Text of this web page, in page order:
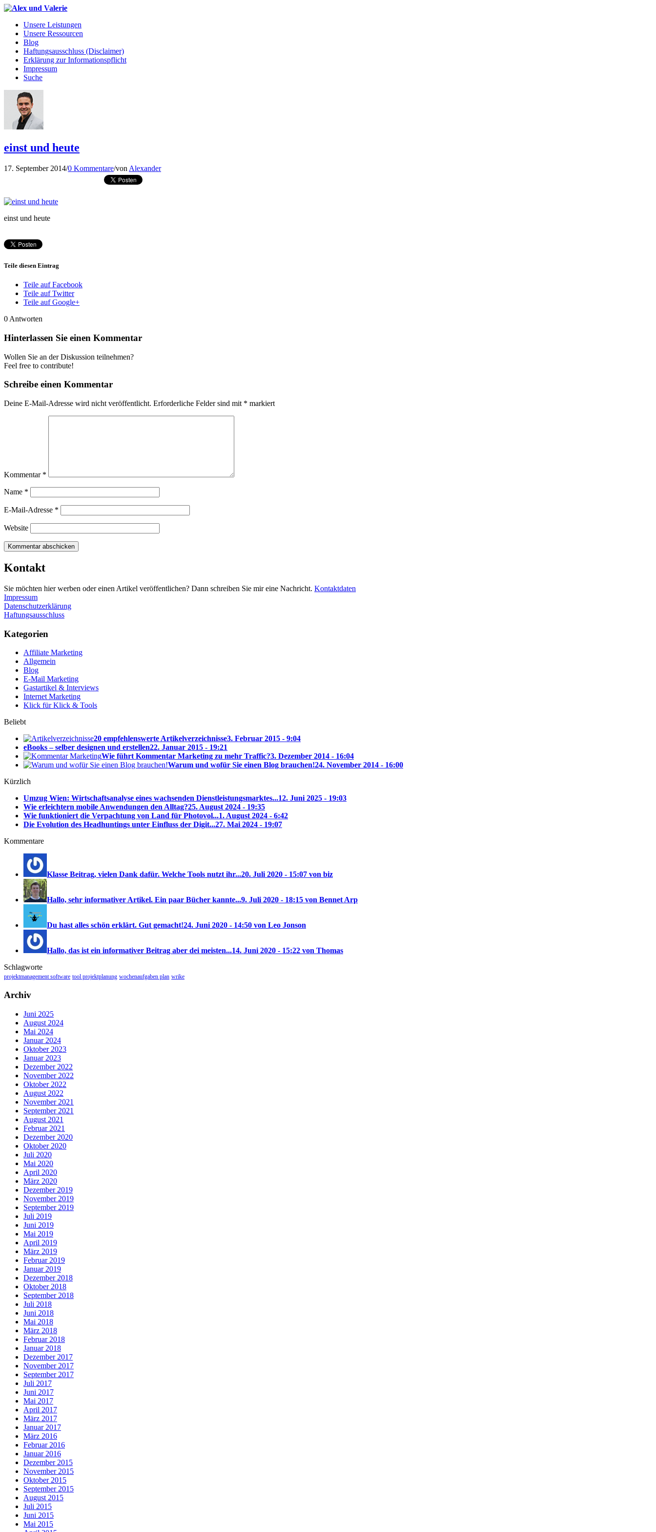
Unsere Leistungen
Unsere Ressourcen
Blog
Haftungsausschluss (Disclaimer)
Erklärung zur Informationspflicht
Impressum
Suche
einst und heute
17. September 2014/0 Kommentare/von Alexander
einst und heute
Teile diesen Eintrag
Teile auf Facebook
Teile auf Twitter
Teile auf Google+
0 Antworten
Hinterlassen Sie einen Kommentar
Wollen Sie an der Diskussion teilnehmen?
Feel free to contribute!
Schreibe einen Kommentar
Deine E-Mail-Adresse wird nicht veröffentlicht. Erforderliche Felder sind mit * markiert
Kommentar *
Name *
E-Mail-Adresse *
Website
Kontakt
Sie möchten hier werben oder einen Artikel veröffentlichen? Dann schreiben Sie mir eine Nachricht. Kontaktdaten
Impressum
Datenschutzerklärung
Haftungsausschluss
Kategorien
Affiliate Marketing
Allgemein
Blog
E-Mail Marketing
Gastartikel & Interviews
Internet Marketing
Klick für Klick & Tools
Beliebt
20 empfehlenswerte Artikelverzeichnisse3. Februar 2015 - 9:04
eBooks – selber designen und erstellen22. Januar 2015 - 19:21
Wie führt Kommentar Marketing zu mehr Traffic?3. Dezember 2014 - 16:04
Warum und wofür Sie einen Blog brauchen!24. November 2014 - 16:00
Kürzlich
Umzug Wien: Wirtschaftsanalyse eines wachsenden Dienstleistungsmarktes...12. Juni 2025 - 19:03
Wie erleichtern mobile Anwendungen den Alltag?25. August 2024 - 19:35
Wie funktioniert die Verpachtung von Land für Photovol...1. August 2024 - 6:42
Die Evolution des Headhuntings unter Einfluss der Digit...27. Mai 2024 - 19:07
Kommentare
Klasse Beitrag, vielen Dank dafür. Welche Tools nutzt ihr...20. Juli 2020 - 15:07 von biz
Hallo, sehr informativer Artikel. Ein paar Bücher kannte...9. Juli 2020 - 18:15 von Bennet Arp
Du hast alles schön erklärt. Gut gemacht!24. Juni 2020 - 14:50 von Leo Jonson
Hallo, das ist ein informativer Beitrag aber dei meisten...14. Juni 2020 - 15:22 von Thomas
Schlagworte
projektmanagement software tool projektplanung wochenaufgaben plan wrike
Archiv
Juni 2025
August 2024
Mai 2024
Januar 2024
Oktober 2023
Januar 2023
Dezember 2022
November 2022
Oktober 2022
August 2022
November 2021
September 2021
August 2021
Februar 2021
Dezember 2020
Oktober 2020
Juli 2020
Mai 2020
April 2020
März 2020
Dezember 2019
November 2019
September 2019
Juli 2019
Juni 2019
Mai 2019
April 2019
März 2019
Februar 2019
Januar 2019
Dezember 2018
Oktober 2018
September 2018
Juli 2018
Juni 2018
Mai 2018
März 2018
Februar 2018
Januar 2018
Dezember 2017
November 2017
September 2017
Juli 2017
Juni 2017
Mai 2017
April 2017
März 2017
Januar 2017
März 2016
Februar 2016
Januar 2016
Dezember 2015
November 2015
Oktober 2015
September 2015
August 2015
Juli 2015
Juni 2015
Mai 2015